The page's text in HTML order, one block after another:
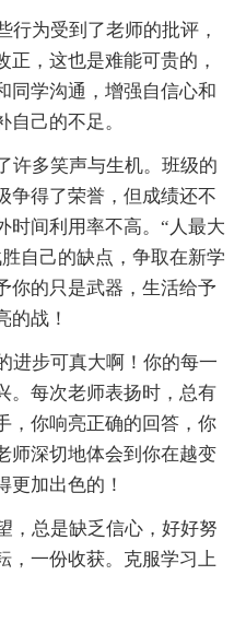
行为受到了老师的批评，
正，这也是难能可贵的，
同学沟通，增强自信心和
己的不足。
许多笑声与生机。班级的
争得了荣誉，但成绩还不
时间利用率不高。“人最大
自己的缺点，争取在新学
你的只是武器，生活给予
的战！
进步可真大啊！你的每一
。每次老师表扬时，总有
，你响亮正确的回答，你
师深切地体会到你在越变
更加出色的！
，总是缺乏信心，好好努
，一份收获。克服学习上